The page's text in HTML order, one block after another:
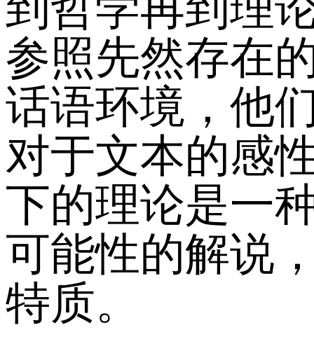
参照先然存在
话语环境，他
对于文本的感
下的理论是一
可能性的解说
特质。